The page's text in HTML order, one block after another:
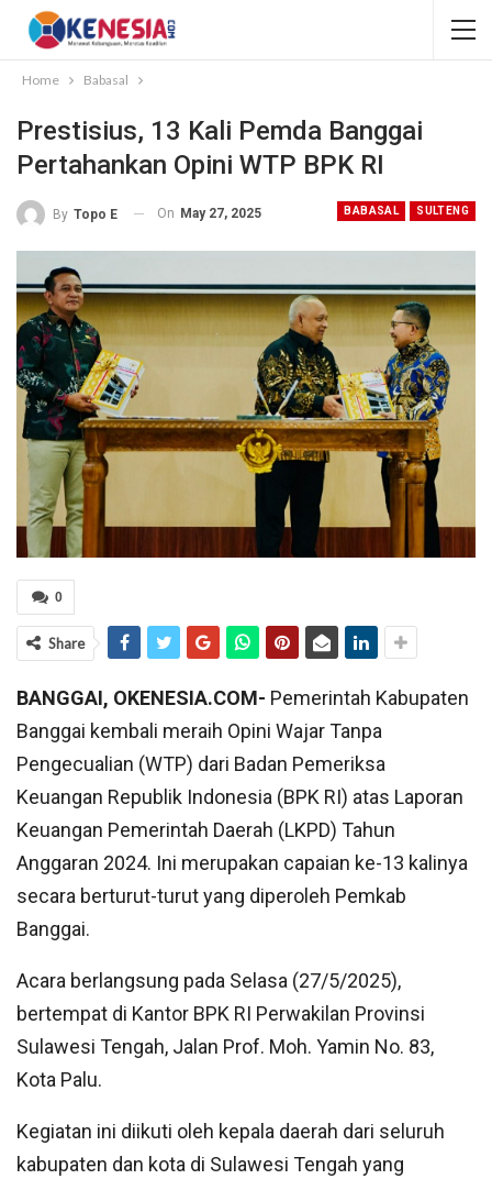
Home Babasal
Prestisius, 13 Kali Pemda Banggai
Pertahankan Opini WTP BPK RI
BABASAL SULTENG
By Topo E On May 27, 2025
0
Share
BANGGAI, OKENESIA.COM- Pemerintah Kabupaten
Banggai kembali meraih Opini Wajar Tanpa
Pengecualian (WTP) dari Badan Pemeriksa
Keuangan Republik Indonesia (BPK RI) atas Laporan
Keuangan Pemerintah Daerah (LKPD) Tahun
Anggaran 2024. Ini merupakan capaian ke-13 kalinya
secara berturut-turut yang diperoleh Pemkab
Banggai.
Acara berlangsung pada Selasa (27/5/2025),
bertempat di Kantor BPK RI Perwakilan Provinsi
Sulawesi Tengah, Jalan Prof. Moh. Yamin No. 83,
Kota Palu.
Kegiatan ini diikuti oleh kepala daerah dari seluruh
kabupaten dan kota di Sulawesi Tengah yang